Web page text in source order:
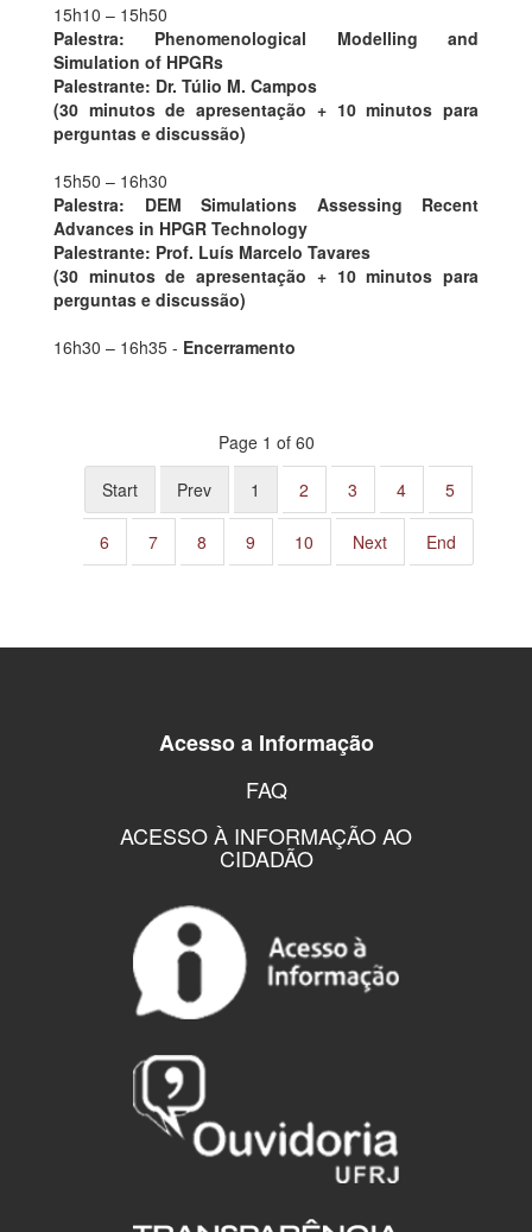
15h10 – 15h50
Palestra: Phenomenological Modelling and
Simulation of HPGRs
Palestrante: Dr. Túlio M. Campos
(30 minutos de apresentação + 10 minutos para
perguntas e discussão)
15h50 – 16h30
Palestra: DEM Simulations Assessing Recent
Advances in HPGR Technology
Palestrante: Prof. Luís Marcelo Tavares
(30 minutos de apresentação + 10 minutos para
perguntas e discussão)
16h30 – 16h35 - Encerramento
Page 1 of 60
Start
Prev 1 2 3 4 5
6 7 8 9 10 Next End
Acesso a Informação
FAQ
ACESSO À INFORMAÇÃO AO
CIDADÃO